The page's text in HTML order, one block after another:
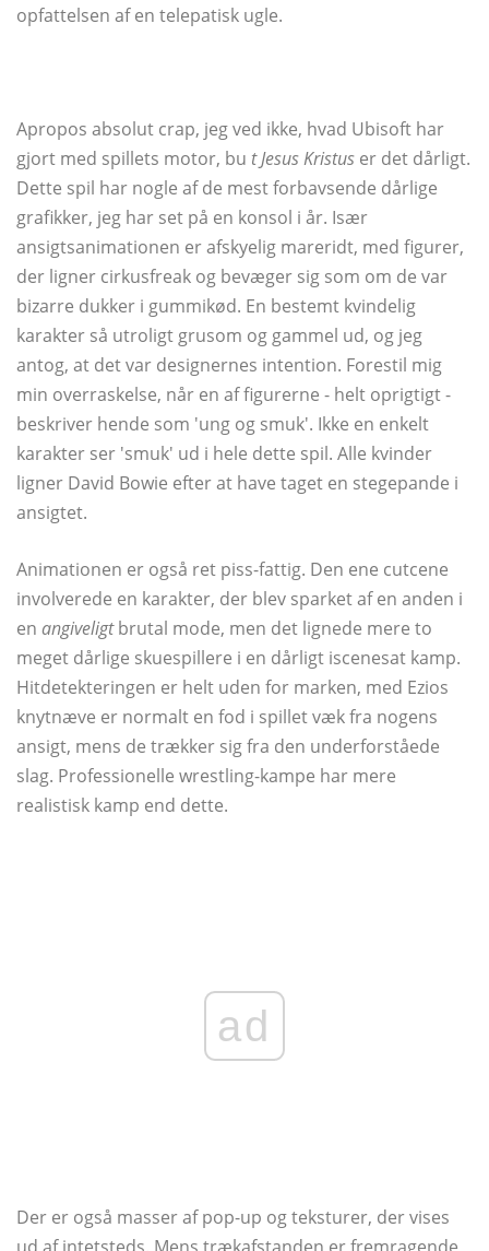
opfattelsen af ​​en telepatisk ugle.
Apropos absolut crap, jeg ved ikke, hvad Ubisoft har
gjort med spillets motor, bu t Jesus Kristus er det dårligt.
Dette spil har nogle af de mest forbavsende dårlige
grafikker, jeg har set på en konsol i år. Især
ansigtsanimationen er afskyelig mareridt, med figurer,
der ligner cirkusfreak og bevæger sig som om de var
bizarre dukker i gummikød. En bestemt kvindelig
karakter så utroligt grusom og gammel ud, og jeg
antog, at det var designernes intention. Forestil mig
min overraskelse, når en af ​​figurerne - helt oprigtigt -
beskriver hende som 'ung og smuk'. Ikke en enkelt
karakter ser 'smuk' ud i hele dette spil. Alle kvinder
ligner David Bowie efter at have taget en stegepande i
ansigtet.
Animationen er også ret piss-fattig. Den ene cutcene
involverede en karakter, der blev sparket af en anden i
en angiveligtbrutal mode, men det lignede mere to
meget dårlige skuespillere i en dårligt iscenesat kamp.
Hitdetekteringen er helt uden for marken, med Ezios
knytnæve er normalt en fod i spillet væk fra nogens
ansigt, mens de trækker sig fra den underforståede
slag. Professionelle wrestling-kampe har mere
realistisk kamp end dette.
ad
Der er også masser af pop-up og teksturer, der vises